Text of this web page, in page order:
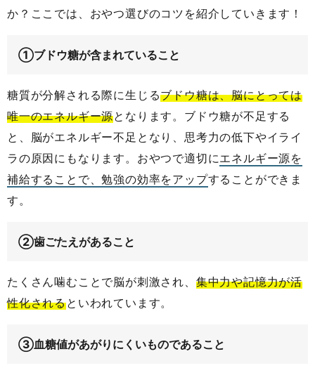
か？ここでは、おやつ選びのコツを紹介していきます！
①ブドウ糖が含まれていること
糖質が分解される際に生じるブドウ糖は、脳にとっては
唯一のエネルギー源となります。ブドウ糖が不足する
と、脳がエネルギー不足となり、思考力の低下やイライ
ラの原因にもなります。おやつで適切にエネルギー源を
補給することで、勉強の効率をアップすることができま
す。
②歯ごたえがあること
たくさん噛むことで脳が刺激され、 集中力や記憶力が活
性化されるといわれています。
③血糖値があがりにくいものであること